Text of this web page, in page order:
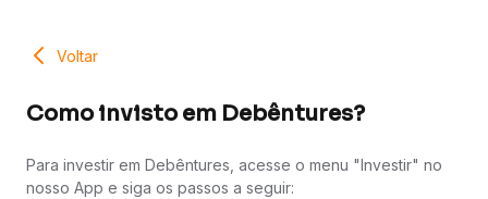
Voltar
Como invisto em Debêntures?
Para investir em Debêntures, acesse o menu "Investir" no
nosso App e siga os passos a seguir: